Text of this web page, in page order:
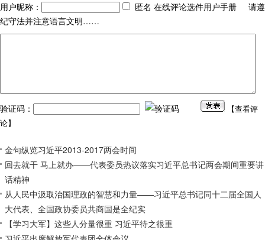
用户昵称：
匿名 在线评论选件用户手册 请遵
纪守法并注意语言文明……
验证码： 【查看评
论】
金句纵览习近平2013-2017两会时间
回去就干 马上就办——代表委员热议落实习近平总书记两会期间重要讲
话精神
从人民中汲取治国理政的智慧和力量——习近平总书记同十二届全国人
大代表、全国政协委员共商国是全纪实
【学习大军】这些人分量很重 习近平待之很重